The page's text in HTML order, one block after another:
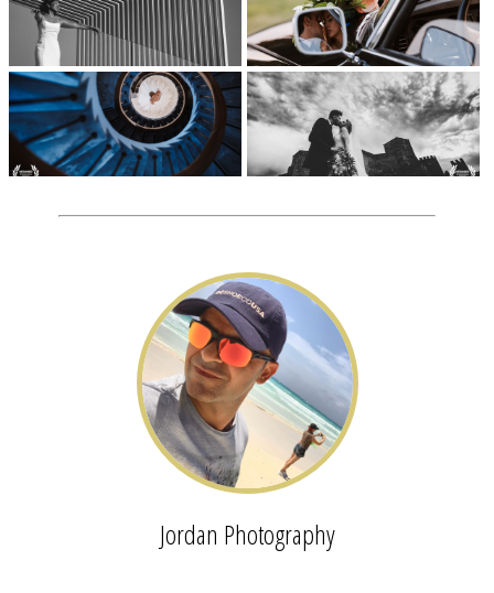
Jordan Photography